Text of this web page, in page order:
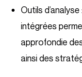
Outils
intégrées
approfondie
ainsi des